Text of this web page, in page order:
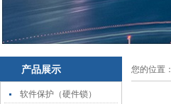
产品展示
软件保护（硬件锁）
您的位置：